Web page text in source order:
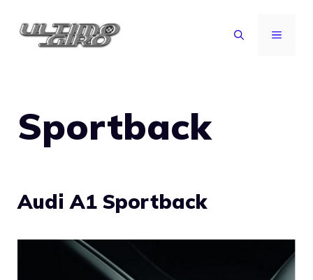
MENU
Sportback
Audi A1 Sportback